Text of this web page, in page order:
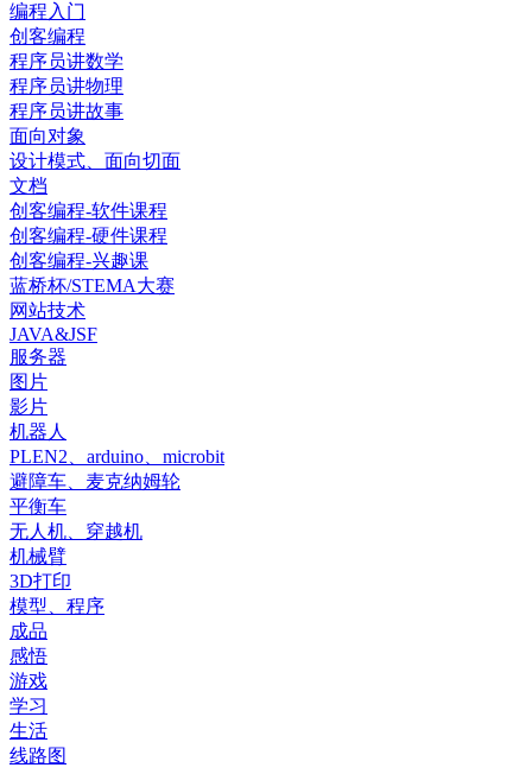
编程入门
创客编程
程序员讲数学
程序员讲物理
程序员讲故事
面向对象
设计模式、面向切面
文档
创客编程-软件课程
创客编程-硬件课程
创客编程-兴趣课
蓝桥杯/STEMA大赛
网站技术
JAVA&JSF
服务器
图片
影片
机器人
PLEN2、arduino、microbit
避障车、麦克纳姆轮
平衡车
无人机、穿越机
机械臂
3D打印
模型、程序
成品
感悟
游戏
学习
生活
线路图